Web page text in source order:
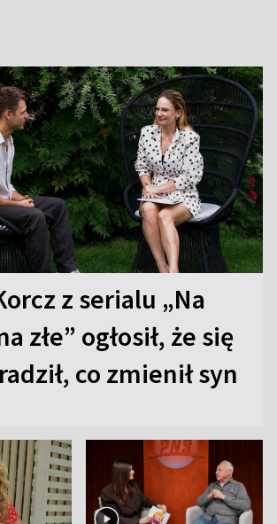
z serialu „Na
złe” ogłosił, że się
co zmienił syn